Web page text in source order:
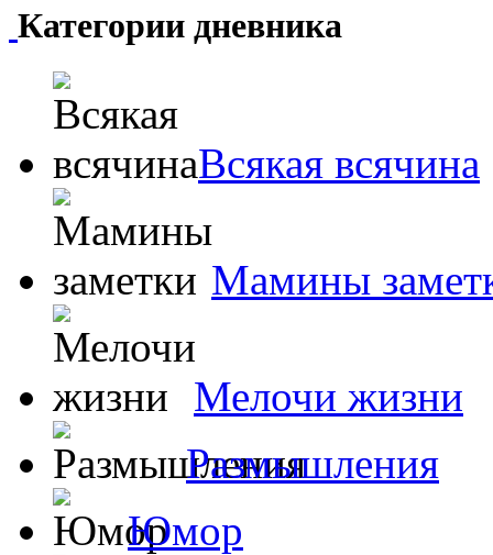
Категории дневника
Всякая всячина
Мамины
Мелочи жизни
Размышления
Юмор